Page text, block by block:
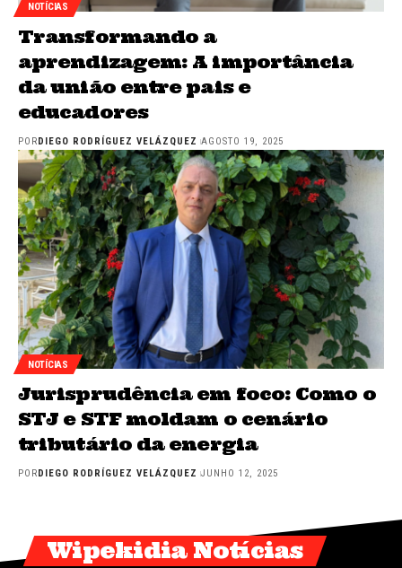
NOTÍCIAS
Transformando a
aprendizagem: A importância
da união entre pais e
educadores
PORDIEGO RODRÍGUEZ VELÁZQUEZ AGOSTO 19, 2025
NOTÍCIAS
Jurisprudência em foco: Como o
STJ e STF moldam o cenário
tributário da energia
POR DIEGO RODRÍGUEZ VELÁZQUEZ JUNHO 12, 2025
Wipekidia Notícias